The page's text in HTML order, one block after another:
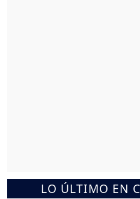
LO ÚLTIMO EN